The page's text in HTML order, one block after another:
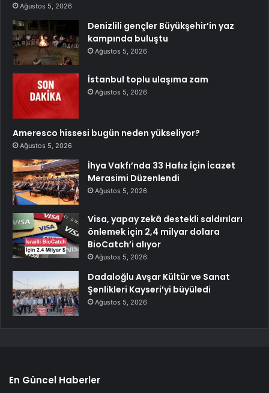
Ağustos 5, 2026
Denizlili gençler Büyükşehir’in yaz
kampında buluştu
Ağustos 5, 2026
İstanbul toplu ulaşıma zam
Ağustos 5, 2026
Ameresco hissesi bugün neden yükseliyor?
Ağustos 5, 2026
İhya Vakfı’nda 33 Hafız İçin İcazet
Merasimi Düzenlendi
Ağustos 5, 2026
Visa, yapay zekâ destekli saldırıları
önlemek için 2,4 milyar dolara
BioCatch’i alıyor
Ağustos 5, 2026
Dadaloğlu Avşar Kültür ve Sanat
Şenlikleri Kayseri’yi büyüledi
Ağustos 5, 2026
En Güncel Haberler